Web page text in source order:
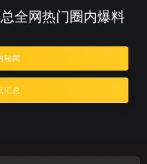
全网热门圈内爆料
秘闻
汇总